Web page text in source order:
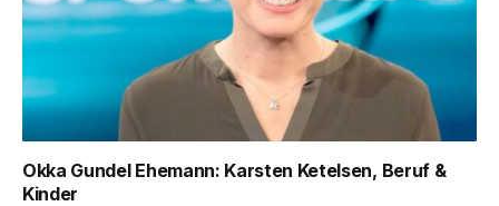
Okka Gundel Ehemann: Karsten Ketelsen, Beruf &
Kinder